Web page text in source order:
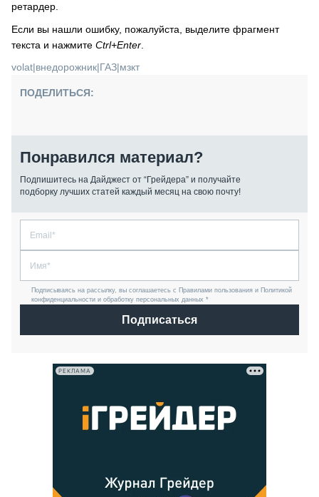
ретардер.
Если вы нашли ошибку, пожалуйста, выделите фрагмент
текста и нажмите Ctrl+Enter
volat|внедорожник|ГАЗ|мзкт
ПОДЕЛИТЬСЯ:
Понравился материал?
Подпишитесь на Дайджест от “Грейдера” и получайте
подборку лучших статей каждый месяц на свою почту!
Подписываясь на рассылку, вы соглашаетесь с Правилами пользования и Политикой
конфиденциальности и обработку персональных данных *
Подписаться
РЕКЛАМА